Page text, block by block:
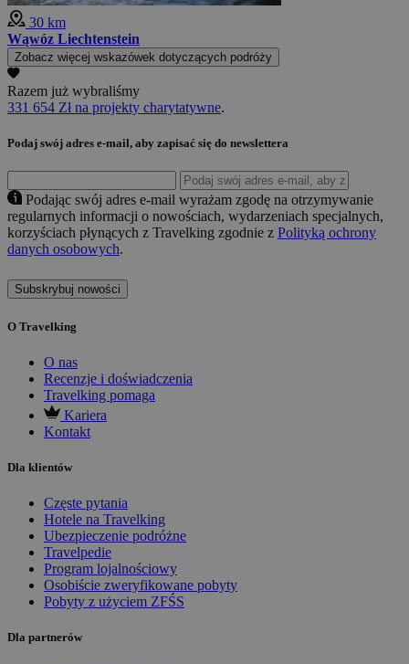
30 km
Wąwóz Liechtenstein
Zobacz więcej wskazówek dotyczących podróży
Razem już wybraliśmy
331 654 Zł na projekty charytatywne.
Podaj swój adres e-mail, aby zapisać się do newslettera
Podając swój adres e-mail wyrażam zgodę na otrzymywanie
regularnych informacji o nowościach, wydarzeniach specjalnych,
korzyściach płynących z Travelking zgodnie z Polityką ochrony
danych osobowych.
Subskrybuj nowości
O Travelking
O nas
Recenzje i doświadczenia
Travelking pomaga
Kariera
Kontakt
Dla klientów
Częste pytania
Hotele na Travelking
Ubezpieczenie podróżne
Travelpedie
Program lojalnościowy
Osobiście zweryfikowane pobyty
Pobyty z użyciem ZFŚS
Dla partnerów